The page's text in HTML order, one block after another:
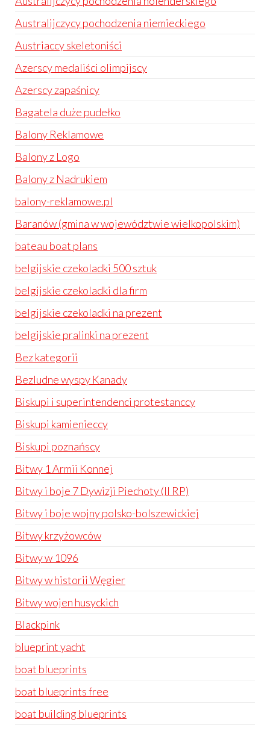
Australijczycy pochodzenia niemieckiego
Austriaccy skeletoniści
Azerscy medaliści olimpijscy
Azerscy zapaśnicy
Bagatela duże pudełko
Balony Reklamowe
Balony z Logo
Balony z Nadrukiem
balony-reklamowe.pl
Baranów (gmina w województwie wielkopolskim)
bateau boat plans
belgijskie czekoladki 500 sztuk
belgijskie czekoladki dla firm
belgijskie czekoladki na prezent
belgijskie pralinki na prezent
Bez kategorii
Bezludne wyspy Kanady
Biskupi i superintendenci protestanccy
Biskupi kamienieccy
Biskupi poznańscy
Bitwy 1 Armii Konnej
Bitwy i boje 7 Dywizji Piechoty (II RP)
Bitwy i boje wojny polsko-bolszewickiej
Bitwy krzyżowców
Bitwy w 1096
Bitwy w historii Węgier
Bitwy wojen husyckich
Blackpink
blueprint yacht
boat blueprints
boat blueprints free
boat building blueprints